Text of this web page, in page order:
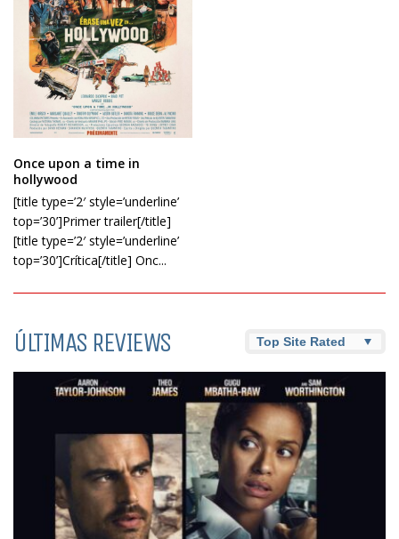
Once upon a time in
hollywood
[title type=’2′ style=’underline’
top=’30’]Primer trailer[/title]
[title type=’2′ style=’underline’
top=’30’]Crítica[/title] Onc...
ÚLTIMAS REVIEWS